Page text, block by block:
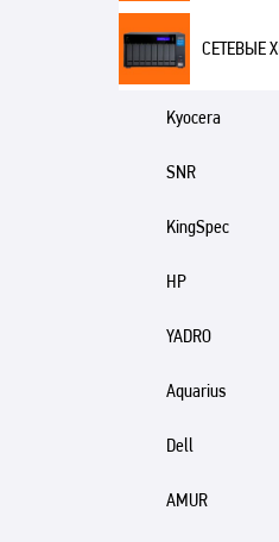
СЕТЕВЫЕ
Kyocera
SNR
KingSpec
HP
YADRO
Aquarius
Dell
AMUR